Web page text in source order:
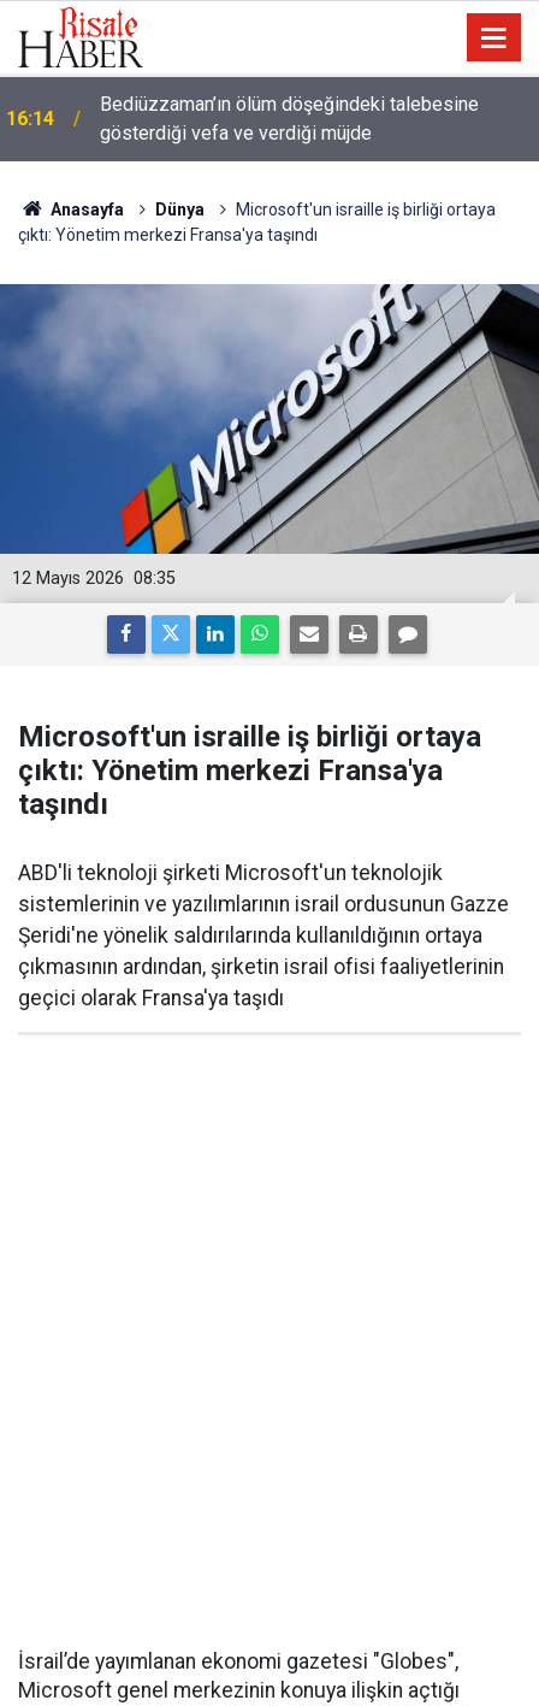
14:57
Meta'ya çocuk güvenliği davasında rekor ceza: 567
milyon dolar ödeyecek
Anasayfa Dünya
Microsoft'un israille iş birliği ortaya
çıktı: Yönetim merkezi Fransa'ya taşındı
08:35
12 Mayıs 2026
Microsoft'un israille iş birliği ortaya
çıktı: Yönetim merkezi Fransa'ya
taşındı
ABD'li teknoloji şirketi Microsoft'un teknolojik
sistemlerinin ve yazılımlarının israil ordusunun Gazze
Şeridi'ne yönelik saldırılarında kullanıldığının ortaya
çıkmasının ardından, şirketin israil ofisi faaliyetlerinin
geçici olarak Fransa'ya taşıdı
İsrail’de yayımlanan ekonomi gazetesi "Globes",
Microsoft genel merkezinin konuya ilişkin açtığı